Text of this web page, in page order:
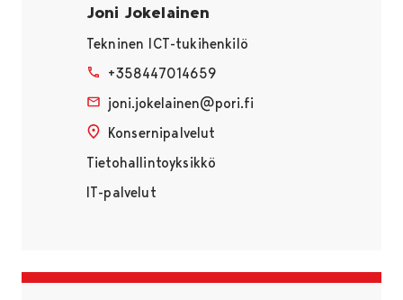
Joni Jokelainen
Tekninen ICT-tukihenkilö
+358447014659
joni.jokelainen@pori.fi
Konsernipalvelut
Tietohallintoyksikkö
IT-palvelut